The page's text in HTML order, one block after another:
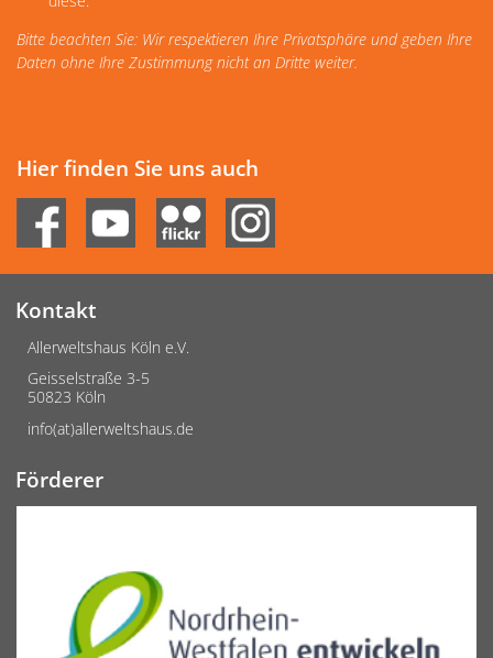
Bitte beachten Sie: Wir respektieren Ihre Privatsphäre und geben Ihre
Daten ohne Ihre Zustimmung nicht an Dritte weiter.
Hier finden Sie uns auch
Kontakt
Allerweltshaus Köln e.V.
Geisselstraße 3-5
50823 Köln
info(at)allerweltshaus.de
Förderer